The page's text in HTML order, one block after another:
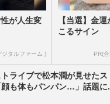
が人生変
ジタルファーム )
【当選】金
こるサイン
PR(
ライブで松本潤が見せた
も体もパンパン…」話題に